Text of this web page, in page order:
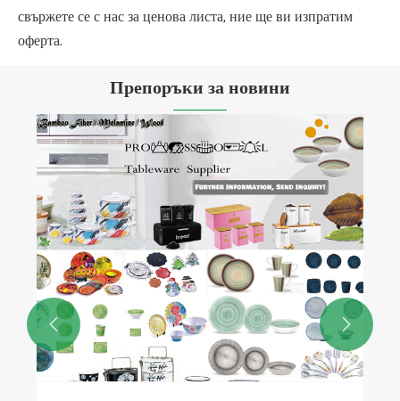
свържете се с нас за ценова листа, ние ще ви изпратим
оферта.
Препоръки за новини
 